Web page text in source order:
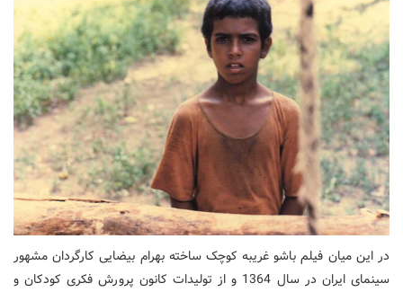
در این میان فیلم باشو غریبه کوچک ساخته بهرام بیضایی کارگردان مشهور
سینمای ایران در سال 1364 و از تولیدات کانون پرورش فکری کودکان و